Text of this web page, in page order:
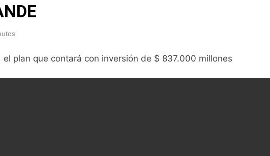
plan que contará con inversión de $ 837.000 millones